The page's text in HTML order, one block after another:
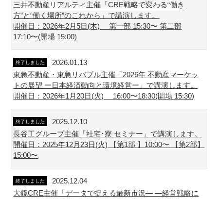
三井不動産リアルティ主催「CRE戦略で変わる“働き
方”と“働く場所”のこれから」で講演します。
開催日：2026年2月5日(木) 第一部 15:30〜 第二部
17:10〜(開場 15:00)
終了しました
2026.01.13
東急不動産・東急リバブル主催「2026年 不動産マーケッ
トの展望 ー日本経済動向と環境経営ー」で講演します。
開催日：2026年1月20日(火) 16:00〜18:30(開場 15:30)
終了しました
2025.12.10
長谷工グループ主催「社宅･寮 セミナー」で講演します。
開催日：2025年12月23日(火) 【第1部 】10:00〜 【第2部】
15:00〜
終了しました
2025.12.04
大鏡CRE主催「データで捉える最新市況― ―経営戦略に